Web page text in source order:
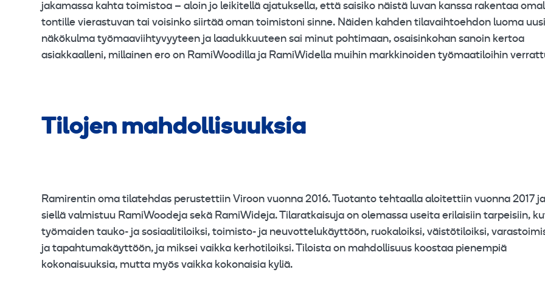
jakamassa kahta toimistoa – aloin jo leikitellä ajatuksella, että saisiko näistä luvan kanssa rakentaa
tontille vierastuvan tai voisinko siirtää oman toimistoni sinne. Näiden kahden tilavaihtoehdon luoma uusi
näkökulma työmaaviihtyvyyteen ja laadukkuuteen sai minut pohtimaan, osaisinkohan sanoin kertoa
asiakkaalleni, millainen ero on RamiWoodilla ja RamiWidella muihin markkinoiden työmaatiloihin
Tilojen mahdollisuuksia
Ramirentin oma tilatehdas perustettiin Viroon vuonna 2016. Tuotanto tehtaalla aloitettiin vuonna 2017 ja
siellä valmistuu RamiWoodeja sekä RamiWideja. Tilaratkaisuja on olemassa useita erilaisiin tarpeisiin,
työmaiden tauko- ja sosiaalitiloiksi, toimisto- ja neuvottelukäyttöön, ruokaloiksi, väistötiloiksi,
ja tapahtumakäyttöön, ja miksei vaikka kerhotiloiksi. Tiloista on mahdollisuus koostaa pienempiä
kokonaisuuksia, mutta myös vaikka kokonaisia kyliä.